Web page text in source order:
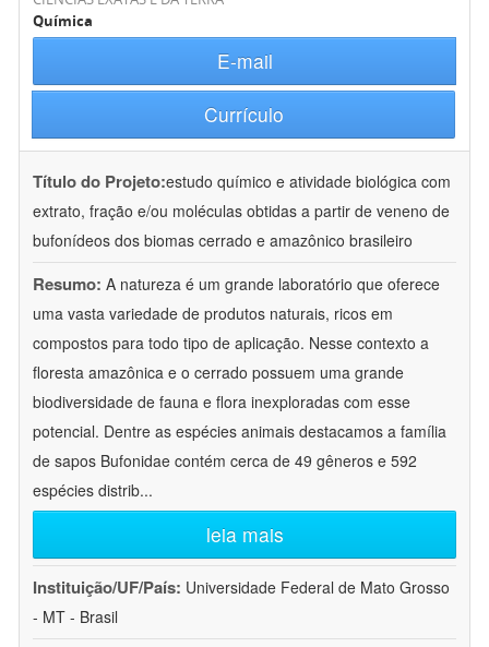
Química
E-mail
Currículo
Título do Projeto:estudo químico e atividade biológica com
extrato, fração e/ou moléculas obtidas a partir de veneno de
bufonídeos dos biomas cerrado e amazônico brasileiro
Resumo: A natureza é um grande laboratório que oferece
uma vasta variedade de produtos naturais, ricos em
compostos para todo tipo de aplicação. Nesse contexto a
floresta amazônica e o cerrado possuem uma grande
biodiversidade de fauna e flora inexploradas com esse
potencial. Dentre as espécies animais destacamos a família
de sapos Bufonidae contém cerca de 49 gêneros e 592
espécies distrib...
leia mais
Instituição/UF/País: Universidade Federal de Mato Grosso
- MT - Brasil